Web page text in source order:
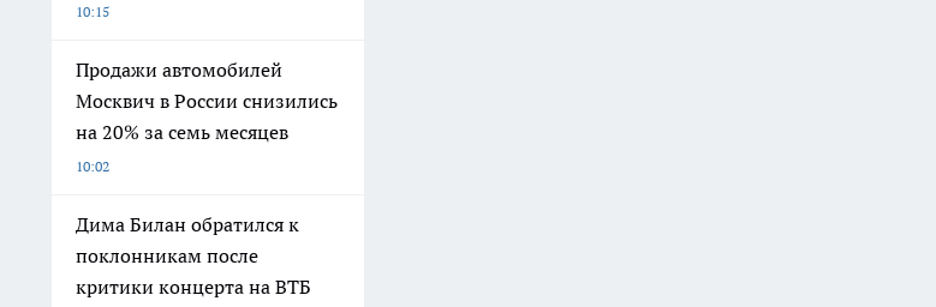
10:15
Продажи автомобилей
Москвич в России снизились
на 20% за семь месяцев
10:02
Дима Билан обратился к
поклонникам после
критики концерта на ВТБ